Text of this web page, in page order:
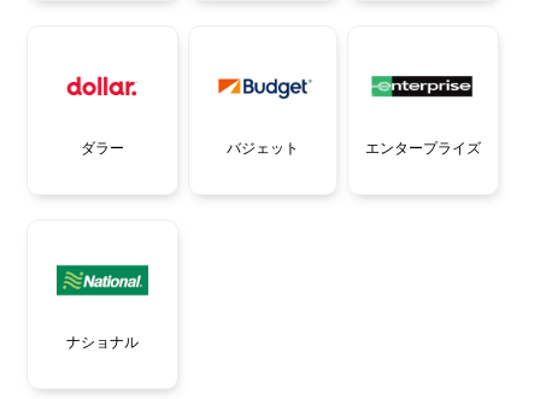
ダラー バジェット エンタープライズ
ナショナル